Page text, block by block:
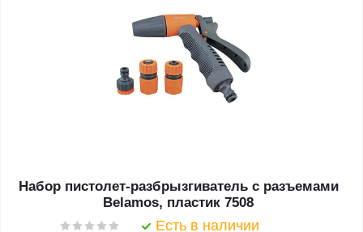
Набор пистолет-разбрызгиватель с разъемами
Belamos, пластик 7508
Есть в наличии